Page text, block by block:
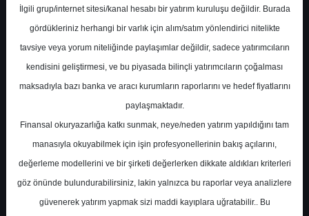
En Yüksek Tahmin
Ortalama Fiyat Tahmini
Ortalama Getiri Potansiyeli
Kurum Sayısı
6
İlgili grup/internet sitesi/kanal hesabı bir yatırım kuruluşu değildir. Burada
gördükleriniz herhangi bir varlık için alım/satım yönlendirici nitelikte
tavsiye veya yorum niteliğinde paylaşımlar değildir, sadece yatırımcıların
kendisini geliştirmesi, ve bu piyasada bilinçli yatırımcıların çoğalması
maksadıyla bazı banka ve aracı kurumların raporlarını ve hedef fiyatlarını
paylaşmaktadır.
Finansal okuryazarlığa katkı sunmak, neye/neden yatırım yapıldığını tam
manasıyla okuyabilmek için işin profesyonellerinin bakış açılarını,
değerleme modellerini ve bir şirketi değerlerken dikkate aldıkları kriterleri
göz önünde bulundurabilirsiniz, lakin yalnızca bu raporlar veya analizlere
güvenerek yatırım yapmak sizi maddi kayıplara uğratabilir.. Bu